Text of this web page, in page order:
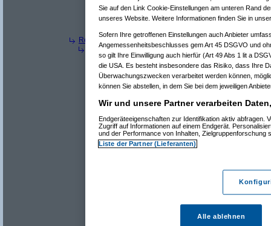
Re(23):
Re(24):
Re(9): Neue "Supersteuer" für Luxusautos(w114/
Re(10): Neue "Supersteuer" für Luxusautos
Re(7): Neue "Supersteuer" für Luxusautos
Re(8): Neue "Supersteuer" für Luxusautos(Pervasive
Re(9): Neue "Supersteuer" für Luxusautos (
Re(10): Neue "Supersteuer" für Luxusautos(
Re(11): Neue "Supersteuer" für Luxusautos(
Re(12): Neue "Supersteuer" für Luxusautos
Re(14): Neue "Supersteuer" für
Re(16): Neue "Supersteuer" für
Re(17): Neue "Supersteuer"
Re(18): Neue
Re(19): Neue
Re(22): Neue
Re(23): Neue
Re(24):
Sie auf den Link Cookie-Einstellungen am unteren Rand
unseres Website. Weitere Informationen finden Sie in
Sofern Ihre getroffenen Einstellungen auch Anbieter
Angemessenheitsbeschlusses gem Art 45 DSGVO und
so gilt Ihre Einwilligung auch hierfür (Art 49 Abs 1 lit a
die USA. Es besteht insbesondere das Risiko, dass Ihre
Überwachungszwecken verarbeitet werden können,
können Sie abstellen, in dem Sie bei dem jeweiligen
Wir und unsere Partner verarbeiten
Endgeräteeigenschaften zur Identifikation aktiv abfragen.
Zugriff auf Informationen auf einem Endgerät.
und der Performance von Inhalten, Zielgruppenforschung
Liste der Partner (Lieferanten)
Alle ablehnen